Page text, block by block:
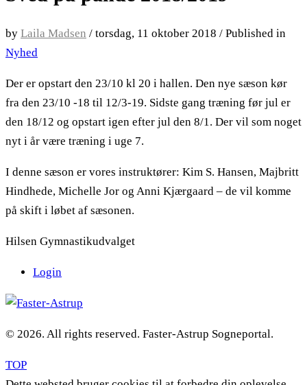
by Laila Madsen / torsdag, 11 oktober 2018 / Published in
Nyhed
Der er opstart den 23/10 kl 20 i hallen. Den nye sæson kør
fra den 23/10 -18 til 12/3-19. Sidste gang træning før jul er
den 18/12 og opstart igen efter jul den 8/1. Der vil som noget
nyt i år være træning i uge 7.
I denne sæson er vores instruktører: Kim S. Hansen, Majbritt
Hindhede, Michelle Jor og Anni Kjærgaard – de vil komme
på skift i løbet af sæsonen.
Hilsen Gymnastikudvalget
Login
© 2026. All rights reserved. Faster-Astrup Sogneportal.
TOP